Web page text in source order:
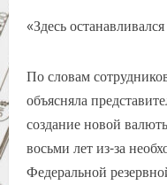
«Здесь
По словам
объясняла
создание новой
восьми лет из-за
Федеральной